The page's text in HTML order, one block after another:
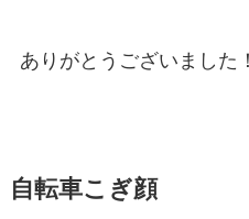
ありがとうございました
自転車こぎ顔